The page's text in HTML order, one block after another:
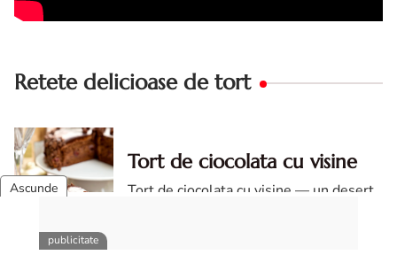
Retete delicioase de tort
Tort de ciocolata cu visine
Tort de ciocolata cu visine — un desert